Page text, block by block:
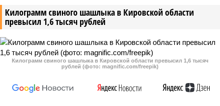
Килограмм свиного шашлыка в Кировской области
превысил 1,6 тысяч рублей
Килограмм свиного шашлыка в Кировской области превысил 1,6 тысяч
рублей (фото: magnific.com/freepik)